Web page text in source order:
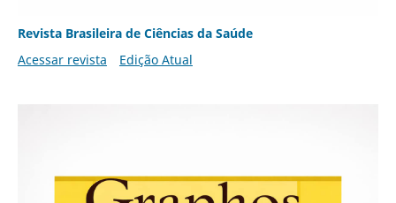
Revista Brasileira de Ciências da Saúde
Acessar revista
Edição Atual